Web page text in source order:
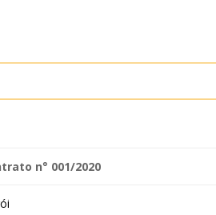
n° 001/2020